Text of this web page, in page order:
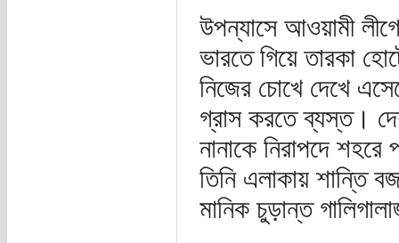
উপন্যাসে আওয়ামী
ভারতে গিয়ে তারকা
নিজের চোখে দেখে
গ্রাস করতে ব্যস্ত।
নানাকে নিরাপদে
তিনি এলাকায় শান্তি
মানিক চুড়ান্ত